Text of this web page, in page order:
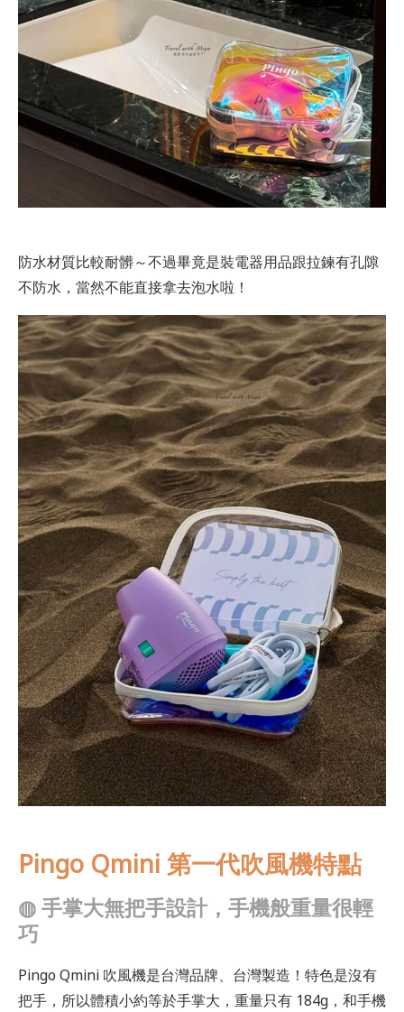
防水材質比較耐髒～不過畢竟是裝電器用品跟拉鍊有孔隙
不防水，當然不能直接拿去泡水啦！
Pingo Qmini 第一代吹風機特點
◍手掌大無把手設計，手機般重量很輕
巧
Pingo Qmini 吹風機是台灣品牌、台灣製造！特色是沒有
把手，所以體積小約等於手掌大，重量只有 184g，和手機